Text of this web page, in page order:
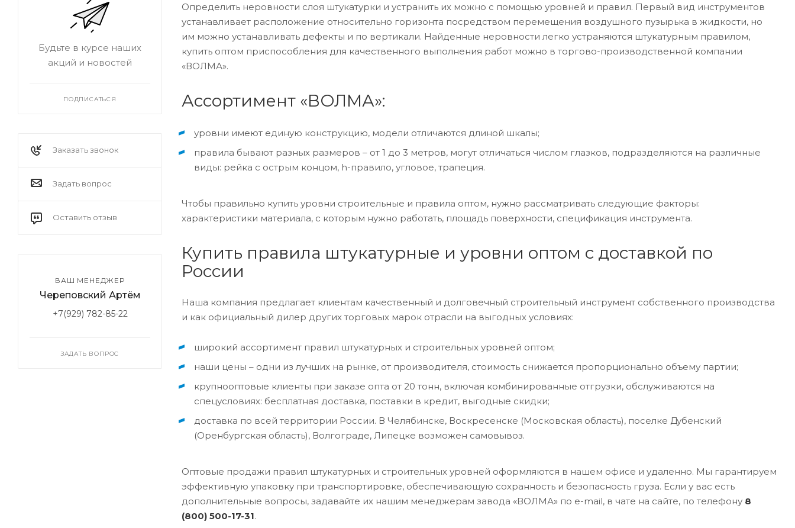
Определить неровности слоя штукатурки и устранить их можно с помощью уровней и правил. Первый вид инструментов
устанавливает расположение относительно горизонта посредством перемещения воздушного пузырька в жидкости, но
им можно устанавливать дефекты и по вертикали. Найденные неровности легко устраняются штукатурным правилом,
купить оптом приспособления для качественного выполнения работ можно в торгово-производственной компании
«ВОЛМА».
Ассортимент «ВОЛМА»:
уровни имеют единую конструкцию, модели отличаются длиной шкалы;
правила бывают разных размеров – от 1 до 3 метров, могут отличаться числом глазков, подразделяются на различные
виды: рейка с острым концом, h-правило, угловое, трапеция.
Чтобы правильно купить уровни строительные и правила оптом, нужно рассматривать следующие факторы:
характеристики материала, с которым нужно работать, площадь поверхности, спецификация инструмента.
Купить правила штукатурные и уровни оптом с доставкой по
России
Наша компания предлагает клиентам качественный и долговечный строительный инструмент собственного производства
и как официальный дилер других торговых марок отрасли на выгодных условиях:
широкий ассортимент правил штукатурных и строительных уровней оптом;
наши цены – одни из лучших на рынке, от производителя, стоимость снижается пропорционально объему партии;
крупнооптовые клиенты при заказе опта от 20 тонн, включая комбинированные отгрузки, обслуживаются на
спецусловиях: бесплатная доставка, поставки в кредит, выгодные скидки;
доставка по всей территории России. В Челябинске, Воскресенске (Московская область), поселке Дубенский
(Оренбургская область), Волгограде, Липецке возможен самовывоз.
Оптовые продажи правил штукатурных и строительных уровней оформляются в нашем офисе и удаленно. Мы гарантируем
эффективную упаковку при транспортировке, обеспечивающую сохранность и безопасность груза. Если у вас есть
дополнительные вопросы, задавайте их нашим менеджерам завода «ВОЛМА» по e-mail, в чате на сайте, по телефону 8
(800) 500-17-31.
Будьте в курсе наших
акций и новостей
ПОДПИСАТЬСЯ
Заказать звонок
Задать вопрос
Оставить отзыв
ВАШ МЕНЕДЖЕР
Череповский Артём
+7(929) 782-85-22
ЗАДАТЬ ВОПРОС